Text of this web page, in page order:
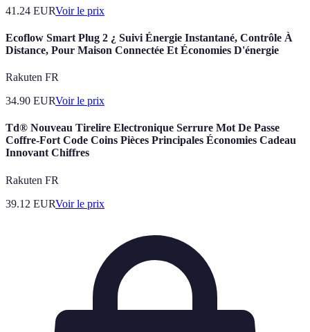
41.24 EURVoir le prix
Ecoflow Smart Plug 2 ¿ Suivi Énergie Instantané, Contrôle À
Distance, Pour Maison Connectée Et Économies D'énergie
Rakuten FR
34.90 EURVoir le prix
Td® Nouveau Tirelire Electronique Serrure Mot De Passe
Coffre-Fort Code Coins Pièces Principales Économies Cadeau
Innovant Chiffres
Rakuten FR
39.12 EURVoir le prix